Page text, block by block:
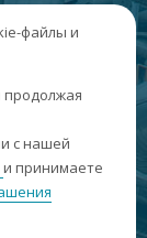
файлы и
продолжая
с нашей
и принимаете